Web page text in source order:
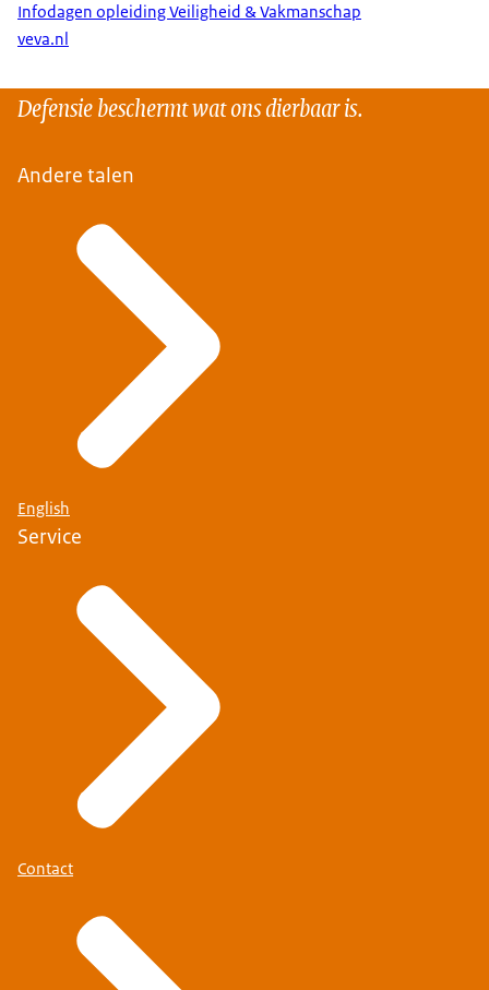
Infodagen opleiding Veiligheid & Vakmanschap
veva.nl
Defensie beschermt wat ons dierbaar is.
Andere talen
English
Service
Contact